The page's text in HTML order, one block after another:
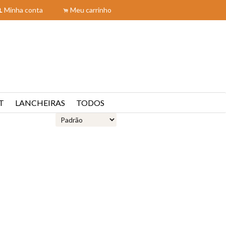
Minha conta . Meu carrinho
LANCHEIRAS TODOS